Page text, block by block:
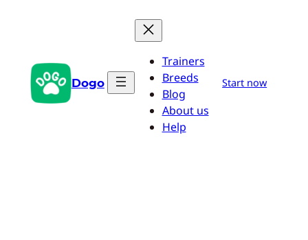
Dogo
Trainers
Breeds
Blog
About us
Help
Start now